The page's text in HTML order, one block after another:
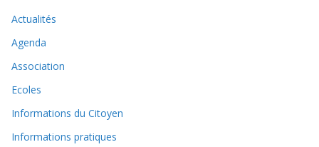
Actualités
Agenda
Association
Ecoles
Informations du Citoyen
Informations pratiques